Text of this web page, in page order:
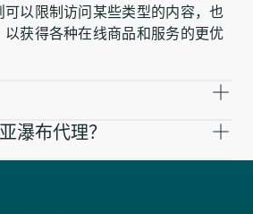
以限制访问某些类型的内容，也
获得各种在线商品和服务的更优
瀑布代理？